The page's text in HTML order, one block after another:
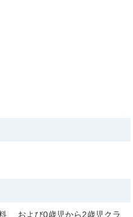
、 および0歳児から2歳児クラ